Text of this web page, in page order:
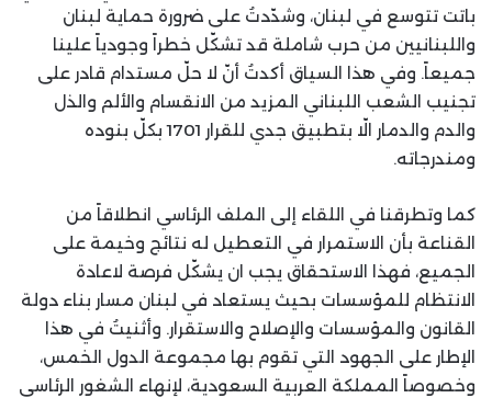
باتت تتوسع في لبنان، وشدّدتُ على ضرورة حماية لبنان
واللبنانيين من حرب شاملة قد تشكّل خطراً وجودياً علينا
جميعاً. وفي هذا السياق أكدتُ أنّ لا حلّ مستدام قادر على
تجنيب الشعب اللبناني المزيد من الانقسام والألم والذل
والدم والدمار الّا بتطبيق جدي للقرار 1701 بكلّ بنوده
ومندرجاته.
كما وتطرقنا في اللقاء إلى الملف الرئاسي انطلاقاً من
القناعة بأن الاستمرار في التعطيل له نتائج وخيمة على
الجميع، فهذا الاستحقاق يجب ان يشكّل فرصة لاعادة
الانتظام للمؤسسات بحيث يستعاد في لبنان مسار بناء دولة
القانون والمؤسسات والإصلاح والاستقرار. وأثنيتُ في هذا
الإطار على الجهود التي تقوم بها مجموعة الدول الخمس،
وخصوصاً المملكة العربية السعودية، لإنهاء الشغور الرئاسي